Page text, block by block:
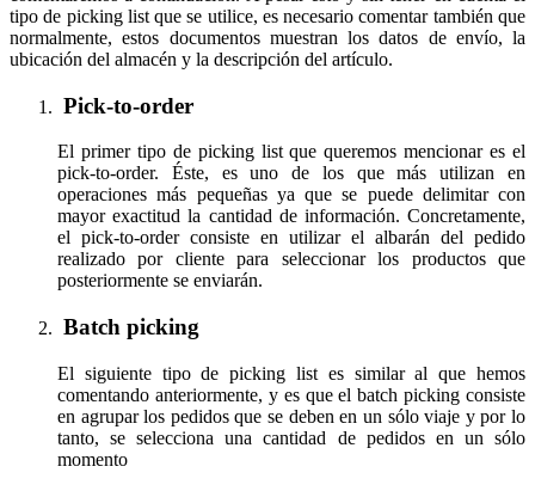
tipo de picking list que se utilice, es necesario comentar también que
normalmente, estos documentos muestran los datos de envío, la
ubicación del almacén y la descripción del artículo.
Pick-to-order
El primer tipo de picking list que queremos mencionar es el
pick-to-order. Éste, es uno de los que más utilizan en
operaciones más pequeñas ya que se puede delimitar con
mayor exactitud la cantidad de información. Concretamente,
el pick-to-order consiste en utilizar el albarán del pedido
realizado por cliente para seleccionar los productos que
posteriormente se enviarán.
Batch picking
El siguiente tipo de picking list es similar al que hemos
comentando anteriormente, y es que el batch picking consiste
en agrupar los pedidos que se deben en un sólo viaje y por lo
tanto, se selecciona una cantidad de pedidos en un sólo
momento